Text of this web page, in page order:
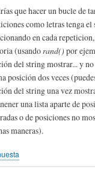
que hacer un bucle de
como letras tenga
en cada
(usandorand() por
del string mostrar... y
posición dos veces
del string una vez
una lista aparte de
o de posiciones no
maneras).